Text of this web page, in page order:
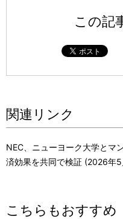
この記
関連リンク
NEC、ニューヨーク大学とマ
済効果を共同で検証 (2026年
こちらもおすすめ